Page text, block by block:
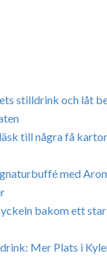
stilldrink och låt
till några få
med
bakom ett
Mer Plats i